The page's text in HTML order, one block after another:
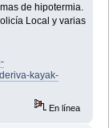
de hipotermia.
Local y varias
kayak-
En línea